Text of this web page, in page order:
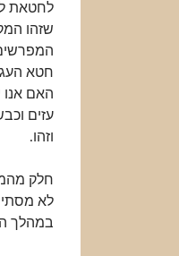
לחטאת
שזהו
חטא
האם אנו
עזים
וזהו.
חלק
לא
במהלך